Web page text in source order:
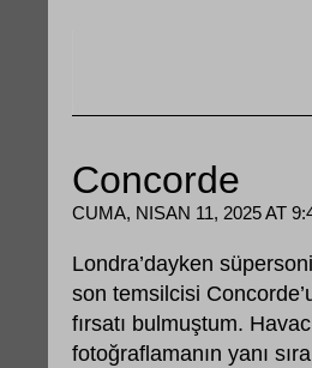
Concorde
CUMA, NISAN 11, 2025 AT
Londra’dayken
son temsilcisi
fırsatı bulmuştum.
fotoğraflamanın yanı